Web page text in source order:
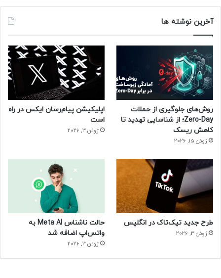
آخرین نوشته ها
روش‌های جلوگیری از حملات
Zero-Day؛ از شناسایی تهدید تا
کاهش ریسک
ژوئن 15, 2026
اپلیکیشن پیام‌رسان ایکس در راه
است
ژوئن 3, 2026
طرح جدید تیک‌تاک در انگلیس
ژوئن 3, 2026
حالت ناشناس Meta AI به
واتس‌اپ اضافه شد
ژوئن 3, 2026